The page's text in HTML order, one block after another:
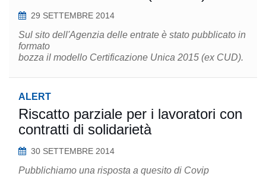
29 SETTEMBRE 2014
Sul sito dell'Agenzia delle entrate è stato pubblicato in
formato
bozza il modello Certificazione Unica 2015 (ex CUD).
ALERT
Riscatto parziale per i lavoratori con
contratti di solidarietà
30 SETTEMBRE 2014
Pubblichiamo una risposta a quesito di Covip